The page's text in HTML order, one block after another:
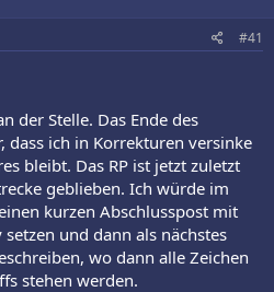
#41
der Stelle. Das Ende des
dass ich in Korrekturen versinke
bleibt. Das RP ist jetzt zuletzt
geblieben. Ich würde im
kurzen Abschlusspost mit
und dann als nächstes
wo dann alle Zeichen
stehen werden.